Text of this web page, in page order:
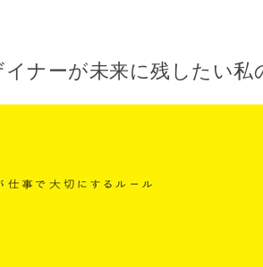
ナーが未来に残したい私